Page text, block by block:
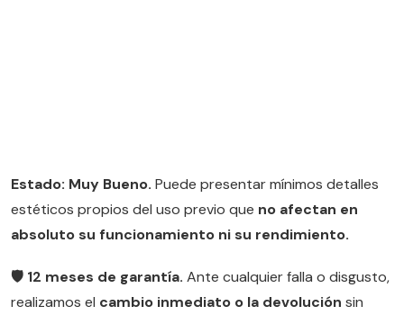
Estado: Muy Bueno. Puede presentar mínimos detalles
estéticos propios del uso previo que no afectan en
absoluto su funcionamiento ni su rendimiento.
🛡️ 12 meses de garantía. Ante cualquier falla o disgusto,
realizamos el cambio inmediato o la devolución sin